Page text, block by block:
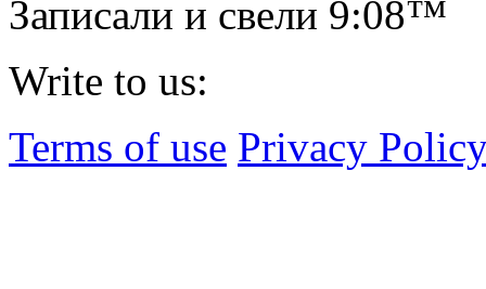
Записали и свели 9:08™
Write to us:
Terms of use Privacy